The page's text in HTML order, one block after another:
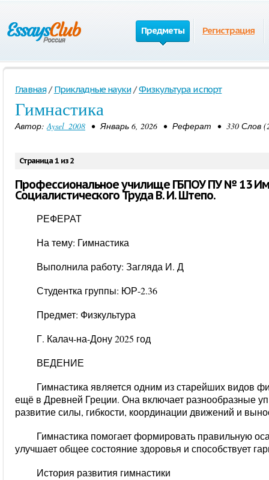
Предметы Регистрация
Главная / Прикладные науки / Физкультура и спорт
Гимнастика
Автор:Aysel_2008 • Январь 6, 2026 • Реферат • 330 Слов
Страница 1 из 2
Профессиональное училище ГБПОУ ПУ № 13
Социалистического Труда В. И. Штепо.
РЕФЕРАТ
На тему: Гимнастика
Выполнила работу: Загляда И. Д
Студентка группы: ЮР-2.36
Предмет: Физкультура
Г. Калач-на-Дону 2025 год
ВЕДЕНИЕ
Гимнастика является одним из старейших видов
ещё в Древней Греции. Она включает разнообразные
развитие силы, гибкости, координации движений и
Гимнастика помогает формировать правильную
улучшает общее состояние здоровья и способствует
История развития гимнастики